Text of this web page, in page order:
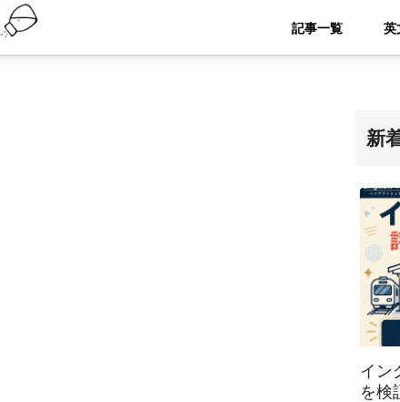
記事一覧
新
イン
を検